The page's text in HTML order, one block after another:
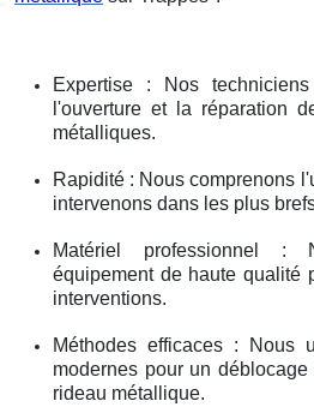
Expertise : Nos
l'ouverture et la réparation
métalliques.
Rapidité : Nous comprenons
intervenons dans les plus
Matériel professionnel :
équipement de haute qualité
interventions.
Méthodes efficaces : Nous
modernes pour un
rideau métallique.